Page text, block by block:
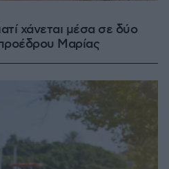
χάνεται μέσα σε δύο
Μαρίας